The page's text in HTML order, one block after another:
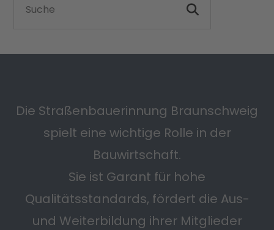
Die Straßenbauerinnung Braunschweig
spielt eine wichtige Rolle in der
Bauwirtschaft.
Sie ist Garant für hohe
Qualitätsstandards, fördert die Aus-
und Weiterbildung ihrer Mitglieder